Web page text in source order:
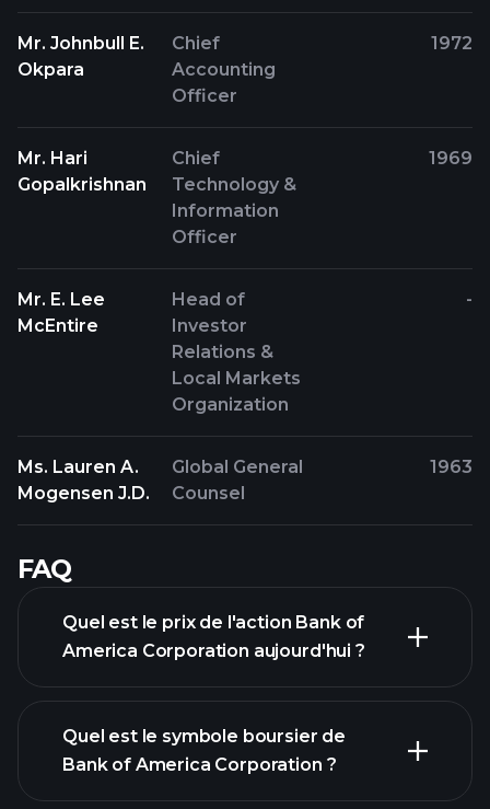
Mr. Johnbull E.
Okpara
Chief
Accounting
Officer
1972
Mr. Hari
Gopalkrishnan
Chief
Technology &
Information
Officer
1969
Mr. E. Lee
McEntire
Head of
Investor
Relations &
Local Markets
Organization
-
Ms. Lauren A.
Mogensen J.D.
Global General
Counsel
1963
FAQ
Quel est le prix de l'action Bank of
America Corporation aujourd'hui ?
Quel est le symbole boursier de
Bank of America Corporation ?